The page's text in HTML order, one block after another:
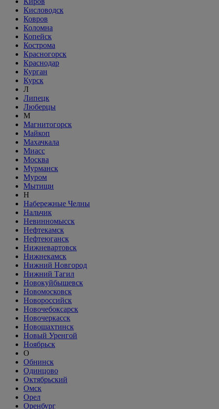
Кисловодск
Ковров
Коломна
Копейск
Кострома
Красногорск
Краснодар
Курган
Курск
Л
Липецк
Люберцы
М
Магнитогорск
Майкоп
Махачкала
Миасс
Москва
Мурманск
Муром
Мытищи
Н
Набережные Челны
Нальчик
Невинномысск
Нефтекамск
Нефтеюганск
Нижневартовск
Нижнекамск
Нижний Новгород
Нижний Тагил
Новокуйбышевск
Новомосковск
Новороссийск
Новочебоксарск
Новочеркасск
Новошахтинск
Новый Уренгой
Ноябрьск
О
Обнинск
Одинцово
Октябрьский
Омск
Орел
Оренбург